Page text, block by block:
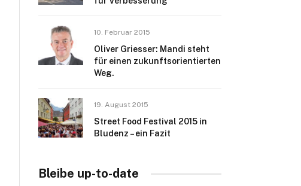
10. Februar 2015
Oliver Griesser: Mandi steht
für einen zukunftsorientierten
Weg.
19. August 2015
Street Food Festival 2015 in
Bludenz – ein Fazit
Bleibe up-to-date